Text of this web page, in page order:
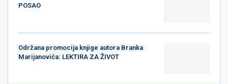
POSAO
Održana promocija knjige autora Branka
Marijanovića: LEKTIRA ZA ŽIVOT